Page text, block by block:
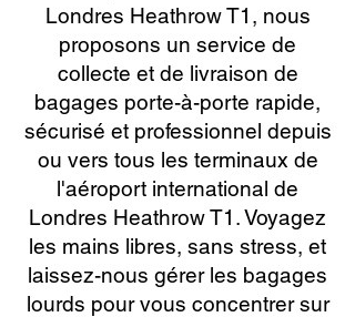
Londres Heathrow T1, nous
proposons un service de
collecte et de livraison de
bagages porte-à-porte rapide,
sécurisé et professionnel depuis
ou vers tous les terminaux de
l'aéroport international de
Londres Heathrow T1. Voyagez
les mains libres, sans stress, et
laissez-nous gérer les bagages
lourds pour vous concentrer sur